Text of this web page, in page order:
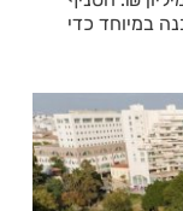
במיוחד כדי
ליהנות מחוויית